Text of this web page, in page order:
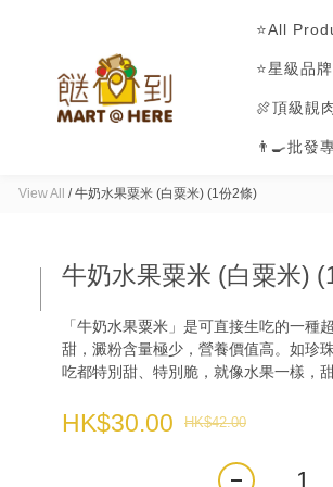
⭐All
⭐星級品
🍖頂級靚
👨‍🍳批發
View All /牛奶水果粟米 (白粟米) (1份2條)
牛奶水果粟米 (白粟米)
「牛奶水果粟米」是可直接生吃的一種
甜，澱粉含量極少，營養價值高。如珍
吃都特別甜、特別脆，就像水果一樣，
HK$42.00
HK$30.00